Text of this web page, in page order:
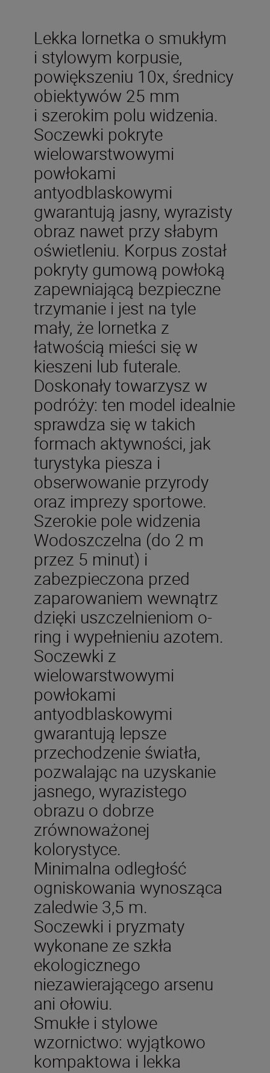
Lekka lornetka o smukłym
i stylowym korpusie,
powiększeniu 10x, średnicy
obiektywów 25 mm
i szerokim polu widzenia.
Soczewki pokryte
wielowarstwowymi
powłokami
antyodblaskowymi
gwarantują jasny, wyrazisty
obraz nawet przy słabym
oświetleniu. Korpus został
pokryty gumową powłoką
zapewniającą bezpieczne
trzymanie i jest na tyle
mały, że lornetka z
łatwością mieści się w
kieszeni lub futerale.
Doskonały towarzysz w
podróży: ten model idealnie
sprawdza się w takich
formach aktywności, jak
turystyka piesza i
obserwowanie przyrody
oraz imprezy sportowe.
Szerokie pole widzenia
Wodoszczelna (do 2 m
przez 5 minut) i
zabezpieczona przed
zaparowaniem wewnątrz
dzięki uszczelnieniom o-
ring i wypełnieniu azotem.
Soczewki z
wielowarstwowymi
powłokami
antyodblaskowymi
gwarantują lepsze
przechodzenie światła,
pozwalając na uzyskanie
jasnego, wyrazistego
obrazu o dobrze
zrównoważonej
kolorystyce.
Minimalna odległość
ogniskowania wynosząca
zaledwie 3,5 m.
Soczewki i pryzmaty
wykonane ze szkła
ekologicznego
niezawierającego arsenu
ani ołowiu.
Smukłe i stylowe
wzornictwo: wyjątkowo
kompaktowa i lekka